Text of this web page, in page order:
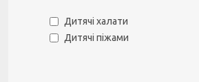
Дитячі халати
Дитячі піжами